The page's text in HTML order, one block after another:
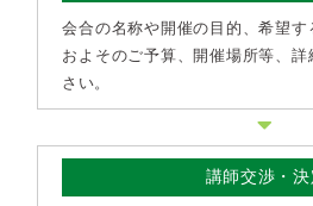
会合の名称や開催の目的、希望す
およそのご予算、開催場所等、
さい。
講師交渉・決